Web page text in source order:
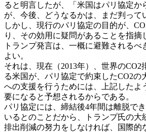
ると明言したが、「米国はパリ協定か
が、今後、どうなるかは、まだ判って
しかし、現行のパリ協定の目的が、
り、その効用に疑問があることを指摘
トランプ発言は、一概に避難されるべ
よい。
それは、現在（2013年）、世界のCO2
る米国が、パリ協定で約束したCO2の
への支援を行うためには、上記したよ
要になると予想されるからである。
パリ協定には、締結後4年間は離脱で
いるとのことだから、トランプ氏の大
排出削減の努力をしなければ、国際的